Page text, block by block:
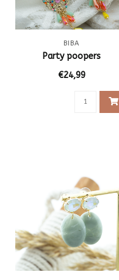
BIBA
Party poopers
€24,99